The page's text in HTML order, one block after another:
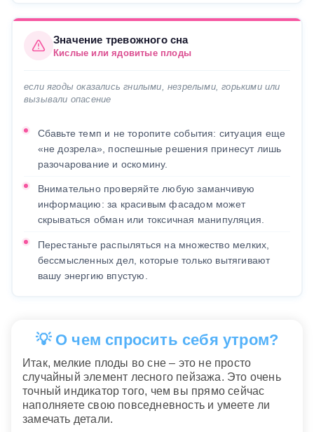
Значение тревожного сна
Кислые или ядовитые плоды
если ягоды оказались гнилыми, незрелыми, горькими или
вызывали опасение
Сбавьте темп и не торопите события: ситуация еще
«не дозрела», поспешные решения принесут лишь
разочарование и оскомину.
Внимательно проверяйте любую заманчивую
информацию: за красивым фасадом может
скрываться обман или токсичная манипуляция.
Перестаньте распыляться на множество мелких,
бессмысленных дел, которые только вытягивают
вашу энергию впустую.
💡 О чем спросить себя утром?
Итак, мелкие плоды во сне – это не просто
случайный элемент лесного пейзажа. Это очень
точный индикатор того, чем вы прямо сейчас
наполняете свою повседневность и умеете ли
замечать детали.